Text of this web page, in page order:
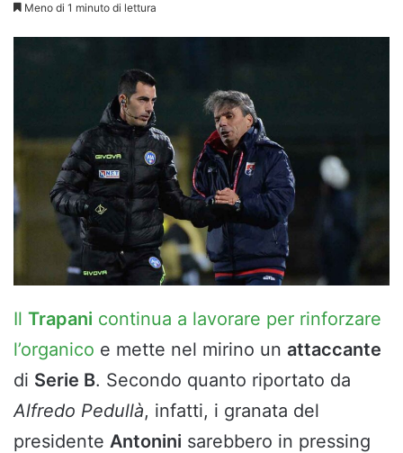
Meno di 1 minuto di lettura
Il Trapani continua a lavorare per rinforzare
l’organico e mette nel mirino un attaccante
di Serie B. Secondo quanto riportato da
Alfredo Pedullà, infatti, i granata del
presidente Antonini sarebbero in pressing